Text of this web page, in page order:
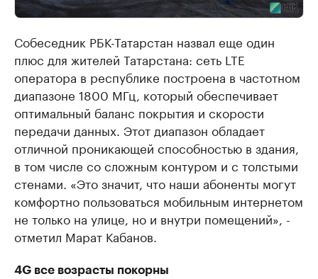
Собеседник РБК-Татарстан назвал еще один
плюс для жителей Татарстана: сеть LTE
оператора в республике построена в частотном
диапазоне 1800 МГц, который обеспечивает
оптимальный баланс покрытия и скорости
передачи данных. Этот диапазон обладает
отличной проникающей способностью в здания,
в том числе со сложным контуром и с толстыми
стенами. «Это значит, что наши абоненты могут
комфортно пользоваться мобильным интернетом
не только на улице, но и внутри помещений», -
отметил Марат Кабанов.
4G все возрасты покорны